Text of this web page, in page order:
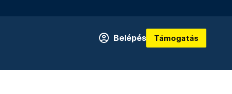
Belépés Támogatás